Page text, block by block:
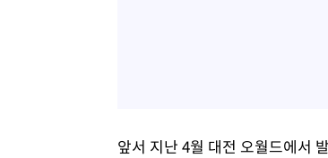
앞서 지난 4월 대전 오월드에서